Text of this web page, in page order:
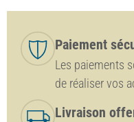
Paiement
Les paiements
de réaliser vos
Livraison